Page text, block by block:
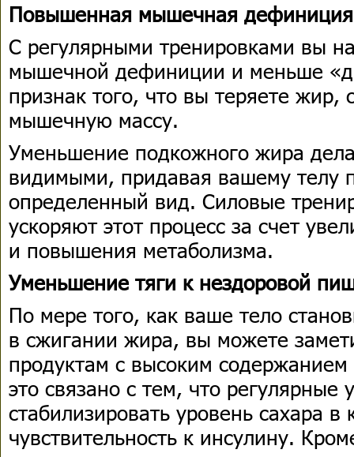
Повышенная мышечная дефиниция
С регулярными тренировками вы
мышечной дефиниции и меньше
признак того, что вы теряете
мышечную массу.
Уменьшение подкожного жира
видимыми, придавая вашему телу
определенный вид. Силовые
ускоряют этот процесс за счет
и повышения метаболизма.
Уменьшение тяги к нездоровой
По мере того, как ваше тело
в сжигании жира, вы можете
продуктам с высоким
это связано с тем, что
стабилизировать уровень сахара
чувствительность к инсулину.